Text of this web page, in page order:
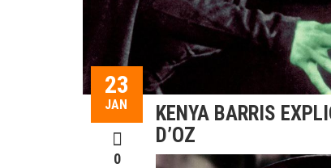
23
JAN
0
KENYA BARRIS
D’OZ